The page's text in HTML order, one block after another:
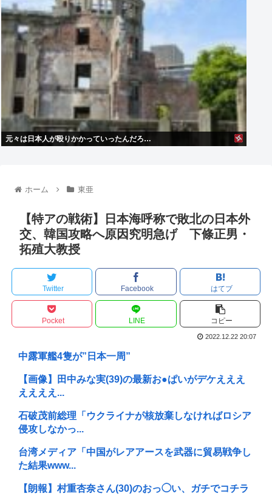
元々は日本人が殴りかかっていったんだろ…
ホーム 東亜
【特アの戦術】日本海呼称で敗北の日本外
交、韓国攻略へ原因究明急げ 下條正男・
拓殖大教授
Twitter Facebook はてブ
Pocket LINE コピー
2022.12.22 20:07
中露軍艦4隻が”日本一周”
【画像】田中みな実(39)の最新お●ぱいがデケえええ
ええええ...
石破茂前総理「ウクライナが核放棄しなければロシア
侵攻しなかっ...
台湾メディア「中国がレアアースを武器に貿易戦争し
た結果www...
【朗報】村重杏奈さん(30)のおっ◯い、ガチでコチラ